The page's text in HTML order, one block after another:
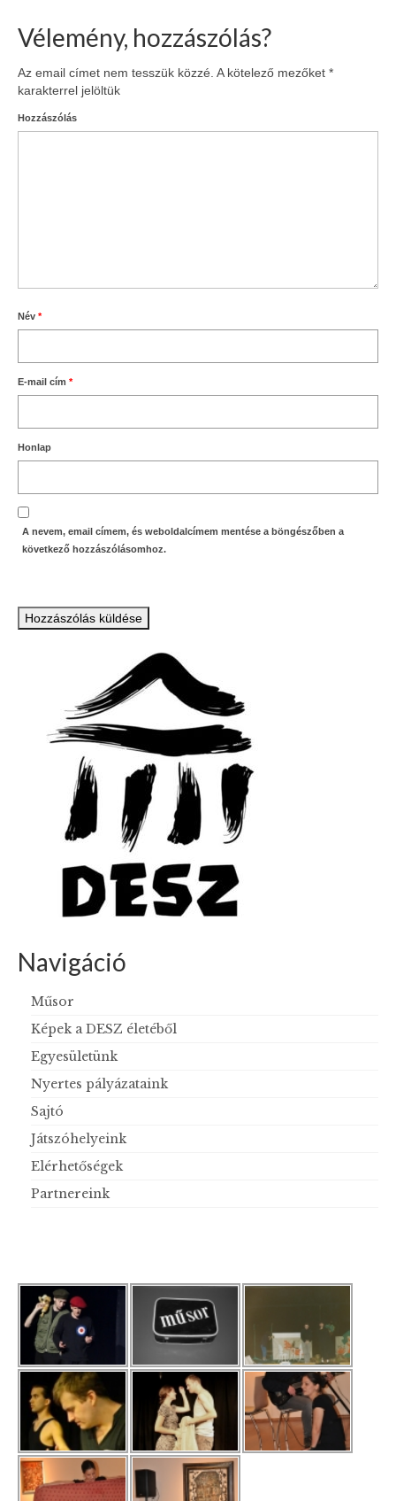
Vélemény, hozzászólás?
Az email címet nem tesszük közzé. A kötelező mezőket *
karakterrel jelöltük
Hozzászólás
Név *
E-mail cím *
Honlap
A nevem, email címem, és weboldalcímem mentése a böngészőben a
következő hozzászólásomhoz.
Navigáció
Műsor
Képek a DESZ életéből
Egyesületünk
Nyertes pályázataink
Sajtó
Játszóhelyeink
Elérhetőségek
Partnereink